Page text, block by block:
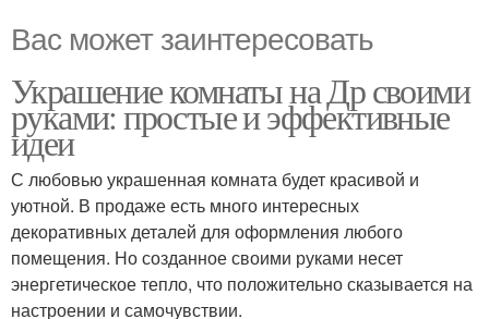
Вас может заинтересовать
Украшение комнаты на Др своими
руками: простые и эффективные
идеи
С любовью украшенная комната будет красивой и
уютной. В продаже есть много интересных
декоративных деталей для оформления любого
помещения. Но созданное своими руками несет
энергетическое тепло, что положительно сказывается на
настроении и самочувствии.